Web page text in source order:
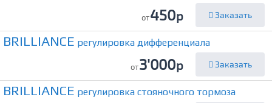
от450р Заказать
BRILLIANCE регулировка дифференциала
от3'000р Заказать
BRILLIANCE регулировка стояночного тормоза